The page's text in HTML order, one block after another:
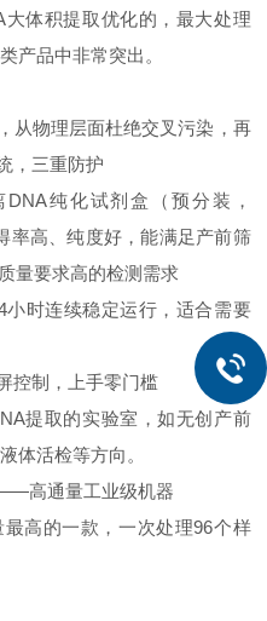
体积提取优化的，最大处理
产品中非常突出。
物理层面杜绝交叉污染，再
，三重防护
纯化试剂盒（预分装，
率高、纯度好，能满足产前筛
量要求高的检测需求
时连续稳定运行，适合需要
制，上手零门槛
提取的实验室，如无创产前
体活检等方向。
高通量工业级机器
高的一款，一次处理96个样